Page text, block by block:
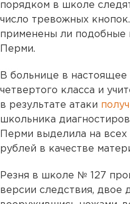
порядком в школе
число тревожных
применены ли подобные
Перми.
В больнице в настоящее
четвертого класса и
в результате атаки
школьника
Перми выделила на
рублей в качестве
Резня в школе № 127
версии следствия, двое